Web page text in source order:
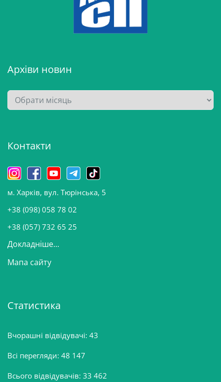
Архіви новин
А
р
в
н
о
в
и
Контакти
м. Харків, вул. Тюрінська, 5
+38 (098) 058 78 02
+38 (057) 732 65 25
Докладніше...
Мапа сайту
Статистика
Вчорашні відвідувачі: 43
Всі перегляди: 48 147
Всього відвідувачів: 33 462